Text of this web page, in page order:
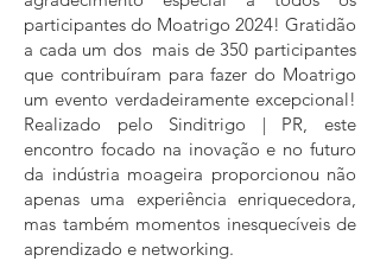
participantes do Moatrigo 2024! Gratidão
a cada um dos mais de 350 participantes
que contribuíram para fazer do Moatrigo
um evento verdadeiramente excepcional!
Realizado pelo Sinditrigo | PR, este
encontro focado na inovação e no futuro
da indústria moageira proporcionou não
apenas uma experiência enriquecedora,
mas também momentos inesquecíveis de
aprendizado e networking.